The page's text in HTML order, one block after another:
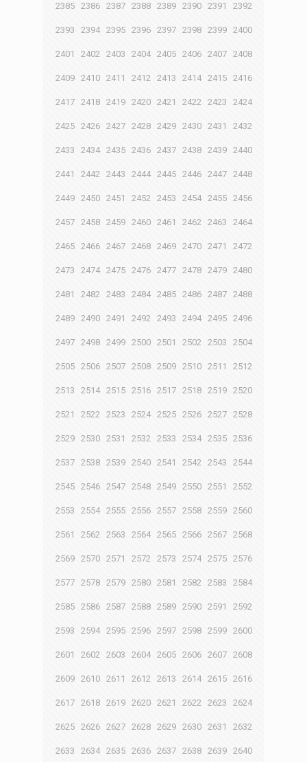
2385 2386 2387 2388 2389 2390 2391 2392
2393 2394 2395 2396 2397 2398 2399 2400
2401 2402 2403 2404 2405 2406 2407 2408
2409 2410 2411 2412 2413 2414 2415 2416
2417 2418 2419 2420 2421 2422 2423 2424
2425 2426 2427 2428 2429 2430 2431 2432
2433 2434 2435 2436 2437 2438 2439 2440
2441 2442 2443 2444 2445 2446 2447 2448
2449 2450 2451 2452 2453 2454 2455 2456
2457 2458 2459 2460 2461 2462 2463 2464
2465 2466 2467 2468 2469 2470 2471 2472
2473 2474 2475 2476 2477 2478 2479 2480
2481 2482 2483 2484 2485 2486 2487 2488
2489 2490 2491 2492 2493 2494 2495 2496
2497 2498 2499 2500 2501 2502 2503 2504
2505 2506 2507 2508 2509 2510 2511 2512
2513 2514 2515 2516 2517 2518 2519 2520
2521 2522 2523 2524 2525 2526 2527 2528
2529 2530 2531 2532 2533 2534 2535 2536
2537 2538 2539 2540 2541 2542 2543 2544
2545 2546 2547 2548 2549 2550 2551 2552
2553 2554 2555 2556 2557 2558 2559 2560
2561 2562 2563 2564 2565 2566 2567 2568
2569 2570 2571 2572 2573 2574 2575 2576
2577 2578 2579 2580 2581 2582 2583 2584
2585 2586 2587 2588 2589 2590 2591 2592
2593 2594 2595 2596 2597 2598 2599 2600
2601 2602 2603 2604 2605 2606 2607 2608
2609 2610 2611 2612 2613 2614 2615 2616
2617 2618 2619 2620 2621 2622 2623 2624
2625 2626 2627 2628 2629 2630 2631 2632
2633 2634 2635 2636 2637 2638 2639 2640